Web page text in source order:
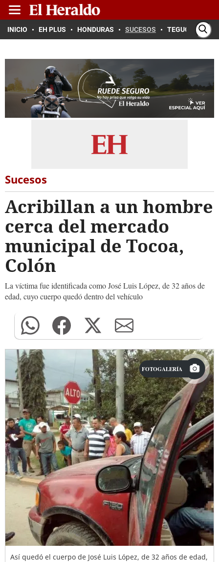
INICIO EH PLUS HONDURAS SUCESOS TEGUCIGALPA
Sucesos
Acribillan a un hombre
cerca del mercado
municipal de Tocoa,
Colón
La víctima fue identificada como José Luis López, de 32 años de
edad, cuyo cuerpo quedó dentro del vehículo
FOTOGALERÍA
Así quedó el cuerpo de José Luis López, de 32 años de edad,